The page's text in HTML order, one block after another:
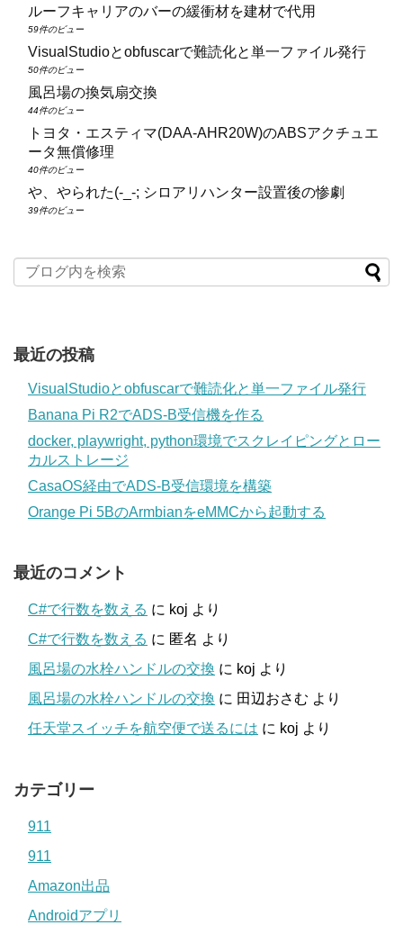
ルーフキャリアのバーの緩衝材を建材で代用
59件のビュー
VisualStudioとobfuscarで難読化と単一ファイル発行
50件のビュー
風呂場の換気扇交換
44件のビュー
トヨタ・エスティマ(DAA‑AHR20W)のABSアクチュエ
ータ無償修理
40件のビュー
や、やられた(-_-; シロアリハンター設置後の惨劇
39件のビュー
最近の投稿
VisualStudioとobfuscarで難読化と単一ファイル発行
Banana Pi R2でADS-B受信機を作る
docker, playwright, python環境でスクレイピングとロー
カルストレージ
CasaOS経由でADS-B受信環境を構築
Orange Pi 5BのArmbianをeMMCから起動する
最近のコメント
C#で行数を数える に koj より
C#で行数を数える に 匿名 より
風呂場の水栓ハンドルの交換 に koj より
風呂場の水栓ハンドルの交換 に 田辺おさむ より
任天堂スイッチを航空便で送るには に koj より
カテゴリー
911
911
Amazon出品
Androidアプリ